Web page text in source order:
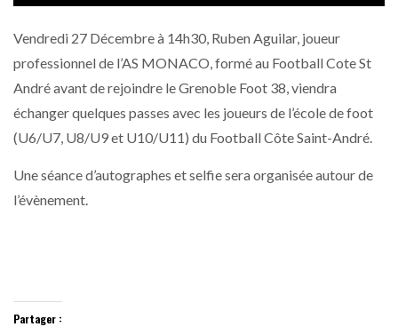
Vendredi 27 Décembre à 14h30, Ruben Aguilar, joueur
professionnel de l’AS MONACO, formé au Football Cote St
André avant de rejoindre le Grenoble Foot 38, viendra
échanger quelques passes avec les joueurs de l’école de foot
(U6/U7, U8/U9 et U10/U11) du Football Côte Saint-André.
Une séance d’autographes et selfie sera organisée autour de
l’évènement.
Partager :